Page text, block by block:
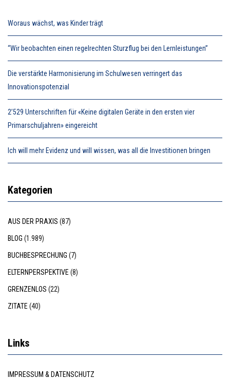
Woraus wächst, was Kinder trägt
“Wir beobachten einen regelrechten Sturzflug bei den Lernleistungen”
Die verstärkte Harmonisierung im Schulwesen verringert das
Innovationspotenzial
2’529 Unterschriften für «Keine digitalen Geräte in den ersten vier
Primarschuljahren» eingereicht
Ich will mehr Evidenz und will wissen, was all die Investitionen bringen
Kategorien
AUS DER PRAXIS (87)
BLOG (1.989)
BUCHBESPRECHUNG (7)
ELTERNPERSPEKTIVE (8)
GRENZENLOS (22)
ZITATE (40)
Links
IMPRESSUM & DATENSCHUTZ